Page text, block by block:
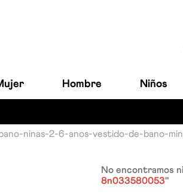
Hombre Niños
ninas-2-6-anos-vestido-de-bano-
No encontramos
8n033580053"